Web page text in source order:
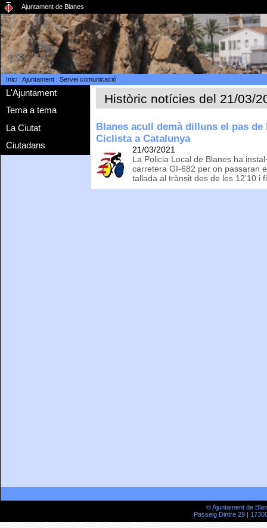
Ajuntament de Blanes
Inici: Ajuntament: Servei comunicació
L'Ajuntament
Tema a tema
La Ciutat
Ciutadans
Històric notícies del 21/03/
Blanes acull demà dilluns el pas de
Ciclista a Catalunya
21/03/2021
La Policia Local de Blanes ha
carretera GI-682 per on passaran
tallada al trànsit des de les 12’10 i
© Ajuntament de
Passeig Dintre 29 |